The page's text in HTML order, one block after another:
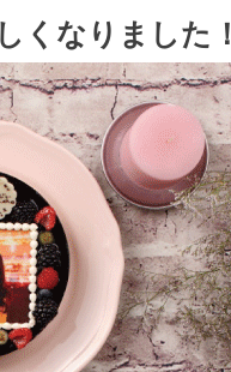
くなりました！